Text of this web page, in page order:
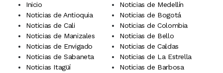
Inicio
Noticias de Medellín
Noticias de Antioquia
Noticias de Bogotá
Noticias de Cali
Noticias de Colombia
Noticias de Manizales
Noticias de Bello
Noticias de Envigado
Noticias de Caldas
Noticias de Sabaneta
Noticias de La Estrella
Noticias Itagüí
Noticias de Barbosa